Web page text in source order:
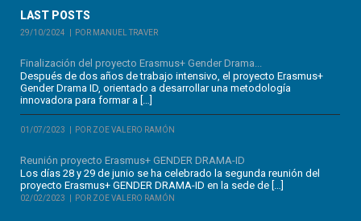
LAST POSTS
29/10/2024 POR MANUEL TRAVER
Finalización del proyecto Erasmus+ Gender Drama...
Después de dos años de trabajo intensivo, el proyecto Erasmus+
Gender Drama ID, orientado a desarrollar una metodología
innovadora para formar a […]
01/07/2023 POR ZOE VALERO RAMÓN
Reunión proyecto Erasmus+ GENDER DRAMA-ID
Los días 28 y 29 de junio se ha celebrado la segunda reunión del
proyecto Erasmus+ GENDER DRAMA-ID en la sede de […]
02/02/2023 POR ZOE VALERO RAMÓN